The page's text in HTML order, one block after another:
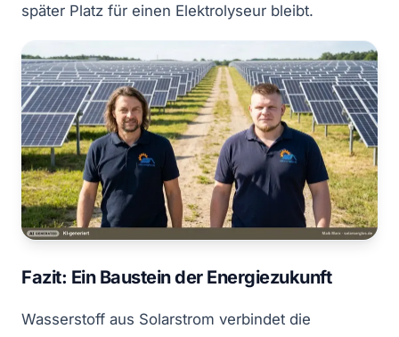
später Platz für einen Elektrolyseur bleibt.
Fazit: Ein Baustein der Energiezukunft
Wasserstoff aus Solarstrom verbindet die